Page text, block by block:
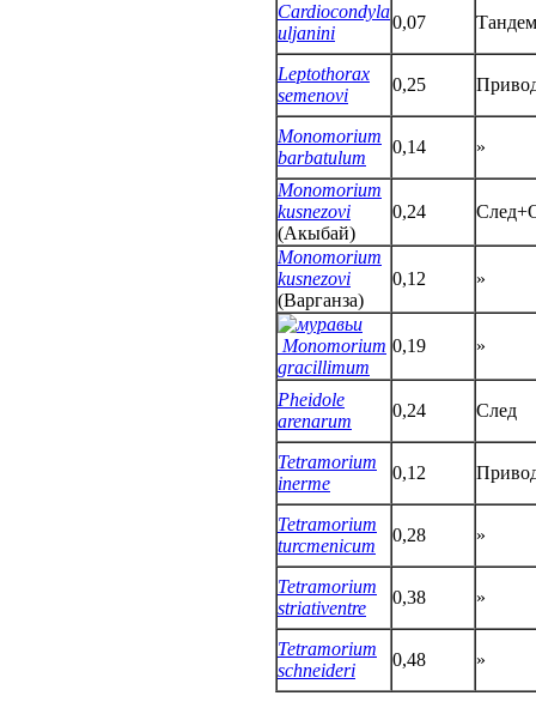
Cardiocondyla
uljanini
0,07 Тандем
Leptothorax
semenovi
0,25
Monomorium
barbatulum
0,14 »
Monomorium
kusnezovi
(Акыбай)
0,24
Monomorium
kusnezovi
(Варганза)
0,12 »
Monomorium
gracillimum
0,19 »
Pheidole
arenarum
0,24 След
Tetramorium
inerme
0,12
Tetramorium
turcmenicum
0,28 »
Tetramorium
striativentre
0,38 »
Tetramorium
schneideri
0,48 »